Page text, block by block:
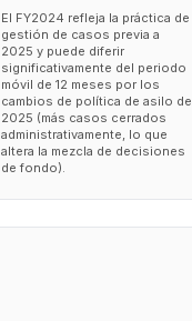
El FY2024 refleja la práctica de
gestión de casos previa a
2025 y puede diferir
significativamente del periodo
móvil de 12 meses por los
cambios de política de asilo de
2025 (más casos cerrados
administrativamente, lo que
altera la mezcla de decisiones
de fondo).